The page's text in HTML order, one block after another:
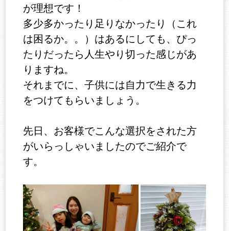
が理想です！
多少多かったり足りなかったり（これ
は困るか。。）はあるにしても、ぴっ
たりだったら人生やり切った感じがあ
りますね。
それまでに、子供には自力で生きる力
をつけてもらいましょう。
先日、お客様でこんな選択をされた方
がいらっしゃいましたのでご紹介で
す。